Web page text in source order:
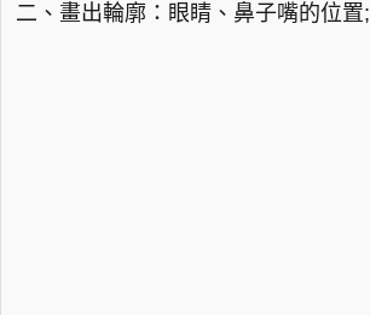
二、畫出輪廓：眼睛、鼻子嘴的位置;